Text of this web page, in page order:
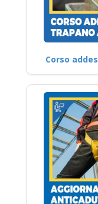
Corso